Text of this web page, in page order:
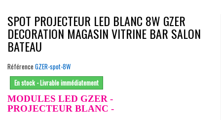
SPOT PROJECTEUR LED BLANC 8W GZER
DECORATION MAGASIN VITRINE BAR SALON
BATEAU
Référence GZER-spot-8W
En stock - Livrable immédiatement
MODULES LED GZER -
PROJECTEUR BLANC -